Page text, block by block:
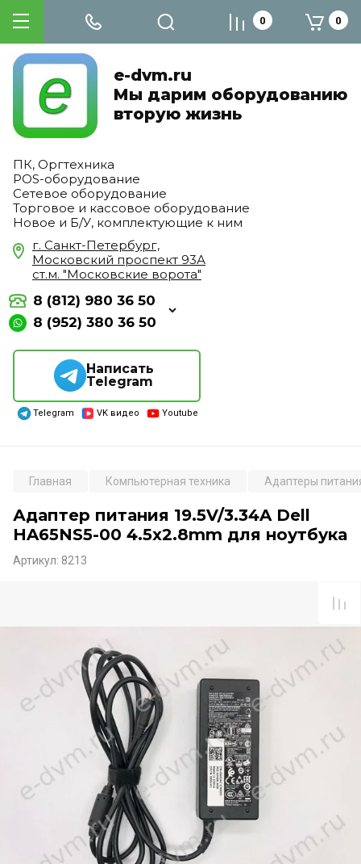
e-dvm.ru
Мы дарим оборудованию
вторую жизнь
ПК, Оргтехника
POS-оборудование
Сетевое оборудование
Торговое и кассовое оборудование
Новое и Б/У, комплектующие к ним
г. Санкт-Петербург,
Московский проспект 93А
ст.м. "Московские ворота"
8 (812) 980 36 50
8 (952) 380 36 50
Написать
Telegram
Telegram VK видео Youtube
0 0
Главная Компьютерная техника Адаптеры
Адаптер питания 19.5V/3.34A Dell
HA65NS5-00 4.5x2.8mm для ноутбука
Артикул: 8213